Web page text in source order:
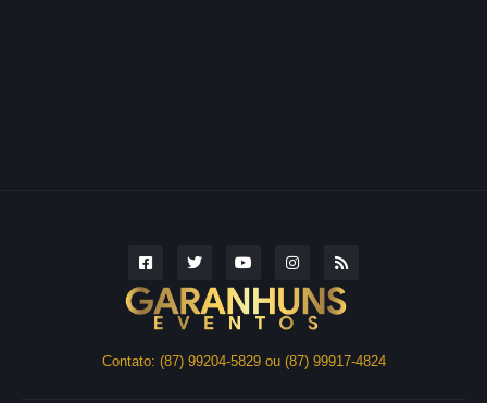
Contato: (87) 99204-5829 ou (87) 99917-4824